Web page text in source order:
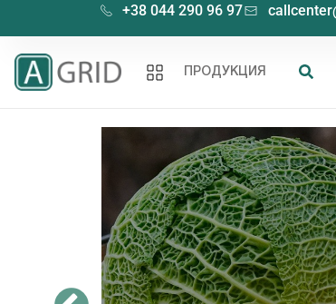
+38 044 290 96 97
ПРОДУКЦИЯ